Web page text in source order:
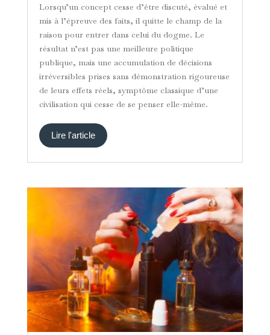
Lorsqu’un concept cesse d’être discuté, évalué et
mis à l’épreuve des faits, il quitte le champ de la
raison pour entrer dans celui du dogme. Le
résultat n’est pas une meilleure politique
publique, mais une accumulation de décisions
irréversibles prises sans démonstration rigoureuse
de leurs effets réels, symptôme classique d’une
civilisation qui cesse de se penser elle-même.
Lire l'article